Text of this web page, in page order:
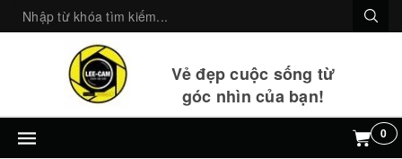
Vẻ đẹp cuộc sống từ
góc nhìn của bạn!
0